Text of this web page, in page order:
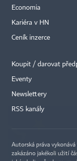
Economia
Kariéra v HN
Ceník inzerce
Koupit / darovat
Eventy
Newslettery
RSS kanály
Autorská práva
zakázáno jakékoli užití